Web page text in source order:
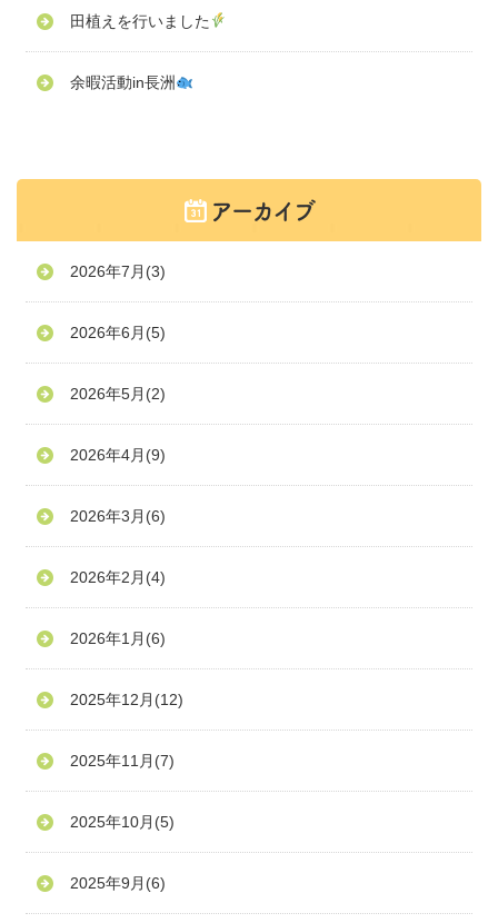
田植えを行いました
余暇活動in長洲
2026年7月 (3)
2026年6月 (5)
2026年5月 (2)
2026年4月 (9)
2026年3月 (6)
2026年2月 (4)
2026年1月 (6)
2025年12月 (12)
2025年11月 (7)
2025年10月 (5)
2025年9月 (6)